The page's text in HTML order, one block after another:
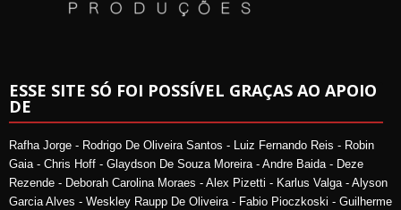
ESSE SITE SÓ FOI POSSÍVEL GRAÇAS AO APOIO
DE
Rafha Jorge - Rodrigo De Oliveira Santos - Luiz Fernando Reis - Robin
Gaia - Chris Hoff - Glaydson De Souza Moreira - Andre Baida - Deze
Rezende - Deborah Carolina Moraes - Alex Pizetti - Karlus Valga - Alyson
Garcia Alves - Weskley Raupp De Oliveira - Fabio Pioczkoski - Guilherme